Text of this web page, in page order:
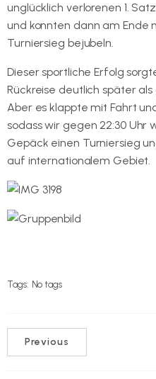
unglücklich verlorenen 1.
und konnten dann am Ende
Turniersieg bejubeln.
Dieser sportliche Erfolg
Rückreise deutlich später
Aber es klappte mit Fahrt
sodass wir gegen 22:30 Uhr
Gepäck einen Turniersieg
auf internationalem Gebiet.
Tags: No tags
Previous